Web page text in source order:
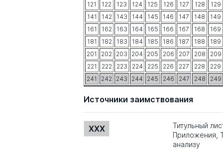
121
122 123 124 125 126 127 128
129
141
142 143 144 145 146 147 148
149
161
162 163 164 165 166 167 168
169
181
182 183 184 185 186 187 188
189
201
202 203 204 205 206 207 208
209
221
222 223 224 225 226 227 228
229
241
242 243 244 245 246 247 248 249
Источники заимствования
XXX
Титульный
Приложения,
анализу